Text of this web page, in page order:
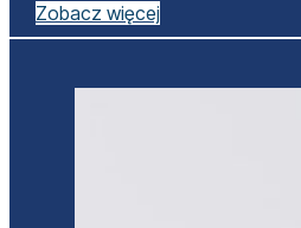
Zobacz więcej